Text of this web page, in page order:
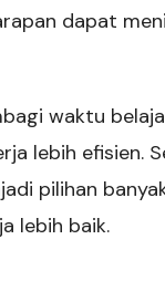
dapat
waktu
lebih efisien.
pilihan
lebih baik.